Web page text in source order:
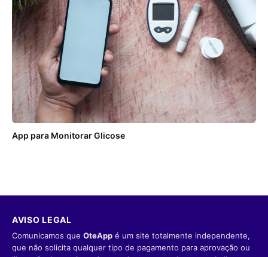
App para Monitorar Glicose
AVISO LEGAL
Comunicamos que OteApp é um site totalmente independente,
que não solicita qualquer tipo de pagamento para aprovação ou